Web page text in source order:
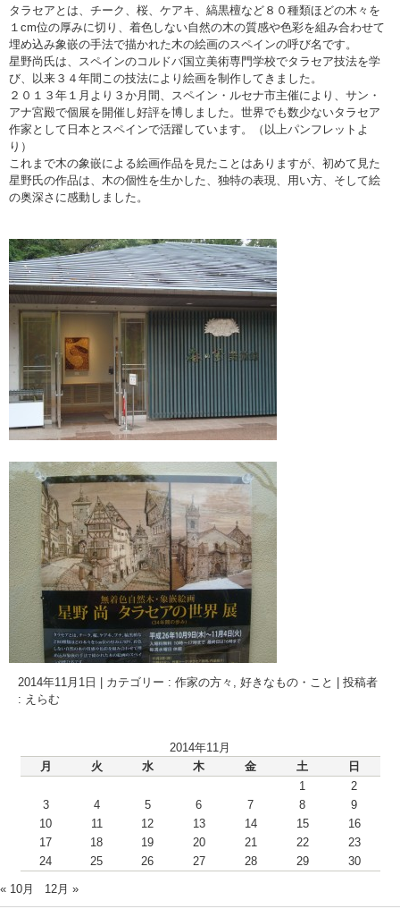
タラセアとは、チーク、桜、ケアキ、縞黒檀など８０種類ほどの木々を
１cm位の厚みに切り、着色しない自然の木の質感や色彩を組み合わせて
埋め込み象嵌の手法で描かれた木の絵画のスペインの呼び名です。
星野尚氏は、スペインのコルドバ国立美術専門学校でタラセア技法を学
び、以来３４年間この技法により絵画を制作してきました。
２０１３年１月より３か月間、スペイン・ルセナ市主催により、サン・
アナ宮殿で個展を開催し好評を博しました。世界でも数少ないタラセア
作家として日本とスペインで活躍しています。（以上パンフレットよ
り）
これまで木の象嵌による絵画作品を見たことはありますが、初めて見た
星野氏の作品は、木の個性を生かした、独特の表現、用い方、そして絵
の奥深さに感動しました。
2014年11月1日 カテゴリー : 作家の方々 , 好きなもの・こと
投稿者
: えらむ
2014年11月
月
火 水 木 金 土
日
1
2
3
4 5 6 7 8
9
10
11 12 13 14 15
16
17
18 19 20 21 22
23
24
25 26 27 28 29 30
« 10月 12月 »